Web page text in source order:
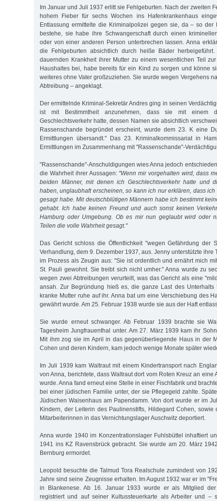
Im Januar und Juli 1937 erlitt sie Fehlgeburten. Nach der zweiten
hohem Fieber für sechs Wochen ins Hafenkrankenhaus
Entlassung ermittelte die Kriminalpolizei gegen sie, da – so der
bestehe, sie habe ihre Schwangerschaft durch einen
oder von einer anderen Person unterbrechen lassen. Anna
die Fehlgeburten absichtlich durch heiße Bäder
dauernden Krankheit ihrer Mutter zu einem wesentlichen Teil
Haushaltes bei, habe bereits für ein Kind zu sorgen und könne
weiteres ohne Vater großzuziehen. Sie wurde wegen Vergehens
Abtreibung – angeklagt.
Der ermittelnde Kriminal-Sekretär Andres ging in seinen
ist mit Bestimmtheit anzunehmen, dass sie mit einem
Geschlechtsverkehr hatte, dessen Namen sie absichtlich
Rassenschande begründet erscheint, wurde dem 23. K eine
Ermittlungen übersandt." Das 23. Kriminalkommissariat in
Ermittlungen im Zusammenhang mit "Rassenschande"-
"Rassenschande"-Anschuldigungen wies Anna jedoch
die Wahrheit ihrer Aussagen: "Wenn mir vorgehalten wird, dass
beiden Männer, mit denen ich Geschlechtsverkehr hatte und
haben, unglaubhaft erscheinen, so kann ich nur erklären, dass
gesagt habe. Mit deutschblütigen Männern habe ich bestimmt
gehabt. Ich habe keinen Freund und auch sonst keinen
Hamburg oder Umgebung. Ob es mir nun geglaubt wird oder
Teilen die volle Wahrheit gesagt."
Das Gericht schloss die Öffentlichkeit "wegen Gefährdung der
Verhandlung, dem 9. Dezember 1937, aus. Jenny unterstützte ihre
im Prozess als Zeugin aus: "Sie ist ordentlich und ernährt mich
St. Pauli gewohnt. Sie treibt sich nicht umher." Anna wurde zu
wegen zwei Abtreibungen verurteilt, was das Gericht als eine
ansah. Zur Begründung hieß es, die ganze Last des
kranke Mutter ruhe auf ihr. Anna bat um eine Verschiebung des
gewährt wurde. Am 25. Februar 1938 wurde sie aus der Haft
Sie wurde erneut schwanger. Ab Februar 1939 brachte sie
Tagesheim Jungfrauenthal unter. Am 27. März 1939 kam ihr
Mit ihm zog sie im April in das gegenüberliegende Haus in der
Cohen und deren Kindern, kam jedoch wenige Monate später
Im Juli 1939 kam Waltraut mit einem Kindertransport nach
von Anna, berichtete, dass Waltraut dort vom Roten Kreuz an eine
wurde. Anna fand erneut eine Stelle in einer Fischfabrik und
bei einer jüdischen Familie unter, der sie Pflegegeld zahlte.
Jüdischen Waisenhaus am Papendamm. Von dort wurde er im
Kindern, der Leiterin des Paulinenstifts, Hildegard Cohen, sowie
Mitarbeiterinnen in das Vernichtungslager Auschwitz deportiert.
Anna wurde 1940 im Konzentrationslager Fuhlsbüttel inhaftiert
1941 ins KZ Ravensbrück gebracht. Sie wurde am 20. März
Bernburg ermordet.
Leopold besuchte die Talmud Tora Realschule zumindest von
Jahre sind seine Zeugnisse erhalten. Im August 1932 war er im
in Blankenese. Ab 16. Januar 1933 wurde er als Mitglied der
registriert und auf seiner Kultussteuerkarte als Arbeiter und –